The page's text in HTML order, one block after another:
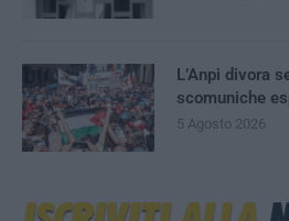
L’Anpi divora
scomuniche
5 Agosto 2026